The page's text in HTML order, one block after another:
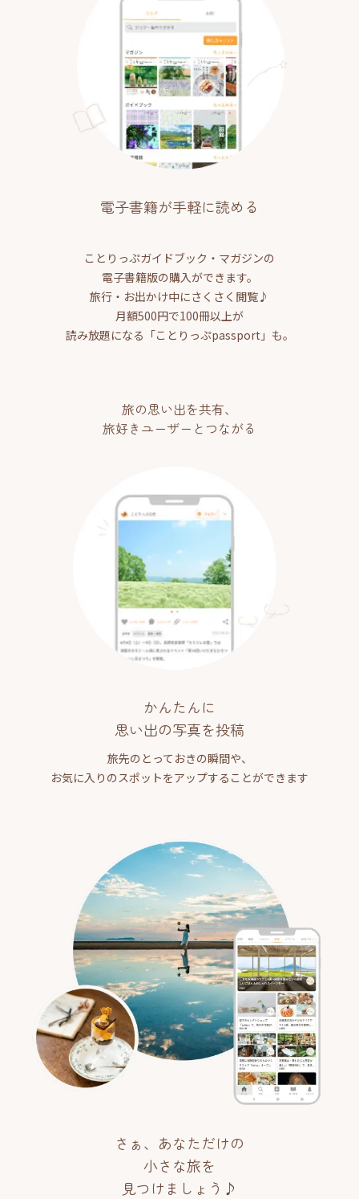
電子書籍が手軽に読める
ことりっぷガイドブック・マガジンの
電子書籍版の購入ができます。
旅行・お出かけ中にさくさく閲覧♪
月額500円で100冊以上が
読み放題になる「ことりっぷpassport」も。
旅の思い出を共有、
旅好きユーザーとつながる
かんたんに
思い出の写真を投稿
旅先のとっておきの瞬間や、
お気に入りのスポットをアップすることができます
さぁ、あなただけの
小さな旅を
見つけましょう♪